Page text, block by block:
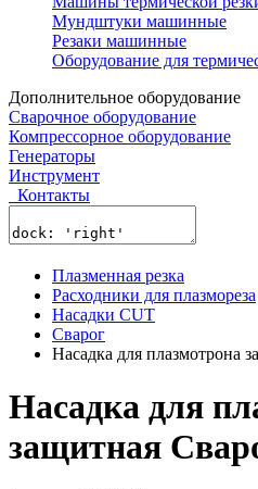
Мундштуки машинные
Резаки машинные
Оборудование для
Дополнительное оборудование
Сварочное оборудование
Компрессорное оборудование
Генераторы
Инструмент
Контакты
Плазменная резка
Расходники для плазмореза
Насадки CUT
Сварог
Насадка для плазмотрона
Насадка для
защитная